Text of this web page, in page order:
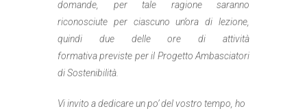
domande, per tale ragione saranno
riconosciute per ciascuno un’ora di lezione,
quindi due delle ore di attività
formativa previste per il Progetto Ambasciatori
di Sostenibilità.
Vi invito a dedicare un po’ del vostro tempo, ho